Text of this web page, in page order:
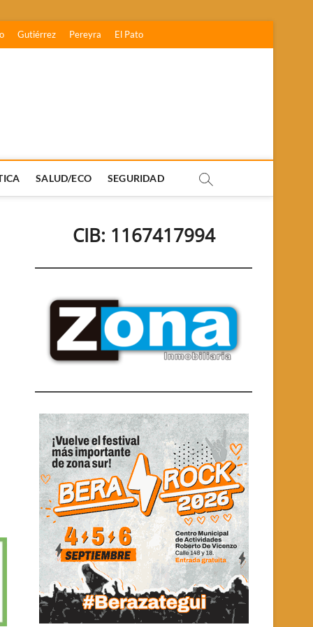
Gutiérrez Pereyra El Pato
SALUD/ECO SEGURIDAD
CIB: 1167417994